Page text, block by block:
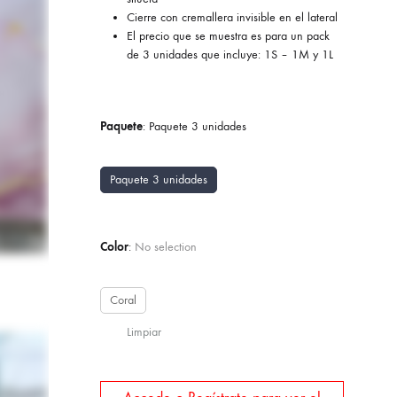
Cierre con cremallera invisible en el lateral
El precio que se muestra es para un pack
de 3 unidades que incluye: 1S – 1M y 1L
Paquete: Paquete 3 unidades
Paquete 3 unidades
Color: No selection
Coral
Limpiar